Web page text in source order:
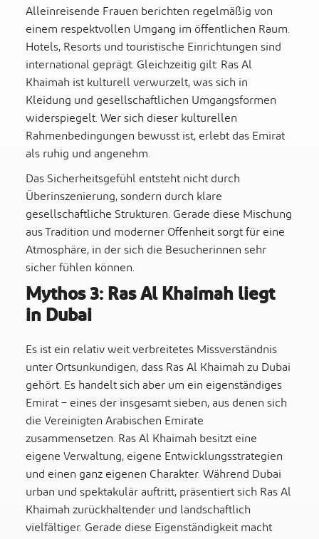
Alleinreisende Frauen berichten regelmäßig von
einem respektvollen Umgang im öffentlichen Raum.
Hotels, Resorts und touristische Einrichtungen sind
international geprägt. Gleichzeitig gilt: Ras Al
Khaimah ist kulturell verwurzelt, was sich in
Kleidung und gesellschaftlichen Umgangsformen
widerspiegelt. Wer sich dieser kulturellen
Rahmenbedingungen bewusst ist, erlebt das Emirat
als ruhig und angenehm.
Das Sicherheitsgefühl entsteht nicht durch
Überinszenierung, sondern durch klare
gesellschaftliche Strukturen. Gerade diese Mischung
aus Tradition und moderner Offenheit sorgt für eine
Atmosphäre, in der sich die Besucherinnen sehr
sicher fühlen können.
Mythos 3: Ras Al Khaimah liegt
in Dubai
Es ist ein relativ weit verbreitetes Missverständnis
unter Ortsunkundigen, dass Ras Al Khaimah zu Dubai
gehört. Es handelt sich aber um ein eigenständiges
Emirat – eines der insgesamt sieben, aus denen sich
die Vereinigten Arabischen Emirate
zusammensetzen. Ras Al Khaimah besitzt eine
eigene Verwaltung, eigene Entwicklungsstrategien
und einen ganz eigenen Charakter. Während Dubai
urban und spektakulär auftritt, präsentiert sich Ras Al
Khaimah zurückhaltender und landschaftlich
vielfältiger. Gerade diese Eigenständigkeit macht